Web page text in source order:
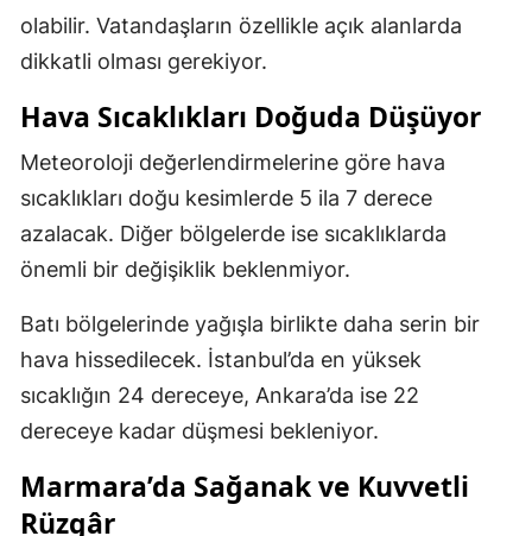
olabilir. Vatandaşların özellikle açık alanlarda
dikkatli olması gerekiyor.
Hava Sıcaklıkları Doğuda Düşüyor
Meteoroloji değerlendirmelerine göre hava
sıcaklıkları doğu kesimlerde 5 ila 7 derece
azalacak. Diğer bölgelerde ise sıcaklıklarda
önemli bir değişiklik beklenmiyor.
Batı bölgelerinde yağışla birlikte daha serin bir
hava hissedilecek. İstanbul’da en yüksek
sıcaklığın 24 dereceye, Ankara’da ise 22
dereceye kadar düşmesi bekleniyor.
Marmara’da Sağanak ve Kuvvetli
Rüzgâr